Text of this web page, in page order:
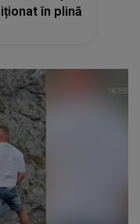
în plină